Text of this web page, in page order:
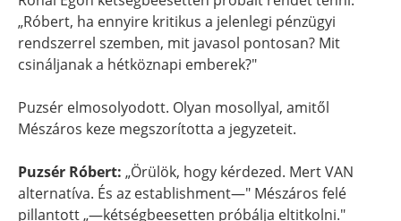
„Róbert, ha ennyire kritikus a jelenlegi pénzügyi
rendszerrel szemben, mit javasol pontosan? Mit
csináljanak a hétköznapi emberek?"
Puzsér elmosolyodott. Olyan mosollyal, amitől
Mészáros keze megszorította a jegyzeteit.
Puzsér Róbert: „Örülök, hogy kérdezed. Mert VAN
alternatíva. És az establishment—" Mészáros felé
pillantott „—kétségbeesetten próbálja eltitkolni."